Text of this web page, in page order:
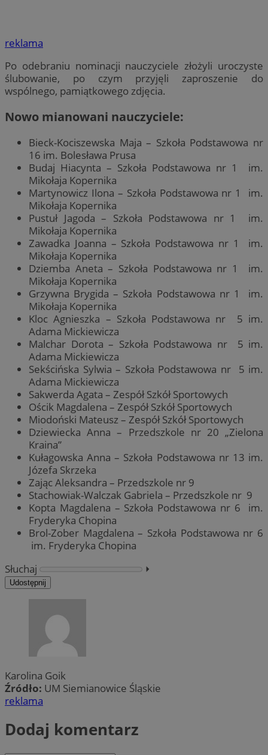
reklama
Po odebraniu nominacji nauczyciele złożyli uroczyste
ślubowanie, po czym przyjęli zaproszenie do
wspólnego, pamiątkowego zdjęcia.
Nowo mianowani nauczyciele:
Bieck-Kociszewska Maja – Szkoła Podstawowa nr
16 im. Bolesława Prusa
Budaj Hiacynta – Szkoła Podstawowa nr 1 im.
Mikołaja Kopernika
Martynowicz Ilona – Szkoła Podstawowa nr 1 im.
Mikołaja Kopernika
Pustuł Jagoda – Szkoła Podstawowa nr 1 im.
Mikołaja Kopernika
Zawadka Joanna – Szkoła Podstawowa nr 1 im.
Mikołaja Kopernika
Dziemba Aneta – Szkoła Podstawowa nr 1 im.
Mikołaja Kopernika
Grzywna Brygida – Szkoła Podstawowa nr 1 im.
Mikołaja Kopernika
Kloc Agnieszka – Szkoła Podstawowa nr 5 im.
Adama Mickiewicza
Malchar Dorota – Szkoła Podstawowa nr 5 im.
Adama Mickiewicza
Sekścińska Sylwia – Szkoła Podstawowa nr 5 im.
Adama Mickiewicza
Sakwerda Agata – Zespół Szkół Sportowych
Ościk Magdalena – Zespół Szkół Sportowych
Miodoński Mateusz – Zespół Szkół Sportowych
Dziewiecka Anna – Przedszkole nr 20 „Zielona
Kraina”
Kułagowska Anna – Szkoła Podstawowa nr 13 im.
Józefa Skrzeka
Zając Aleksandra – Przedszkole nr 9
Stachowiak-Walczak Gabriela – Przedszkole nr 9
Kopta Magdalena – Szkoła Podstawowa nr 6 im.
Fryderyka Chopina
Brol-Zober Magdalena – Szkoła Podstawowa nr 6
im. Fryderyka Chopina
Słuchaj
⏵︎
Udostępnij
Karolina Goik
Źródło: UM Siemianowice Śląskie
reklama
Dodaj komentarz